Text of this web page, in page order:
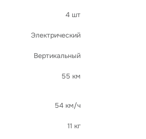
4 шт
Электрический
Вертикальный
55 км
54 км/ч
11 кг